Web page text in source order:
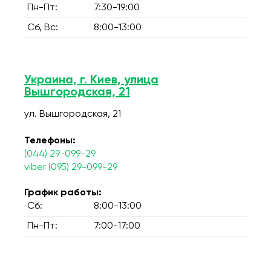
Пн-Пт:
7:30-19:00
Сб, Вс: 8:00-13:00
Украина, г. Киев, улица
Вышгородская, 21
ул. Вышгородская, 21
Телефоны:
(044) 29-099-29
viber (095) 29-099-29
График работы:
Сб:
8:00-13:00
Пн-Пт: 7:00-17:00